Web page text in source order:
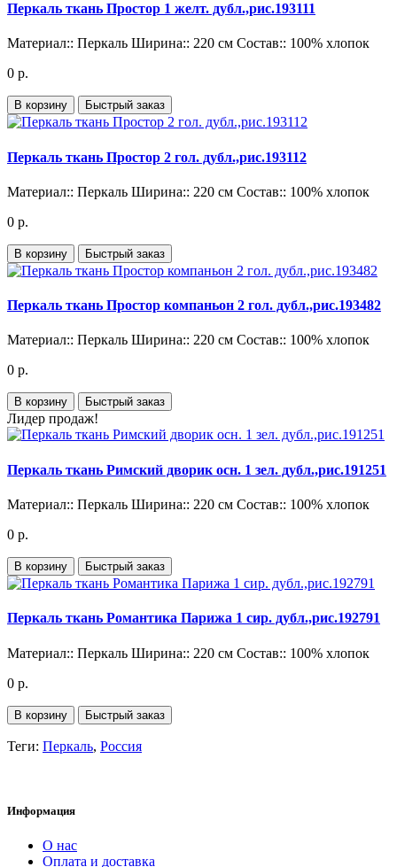
Перкаль ткань Простор 1 желт. дубл.,рис.193111
Материал:: Перкаль Ширина:: 220 см Состав:: 100% хлопок
0 р.
В корзину Быстрый заказ
Перкаль ткань Простор 2 гол. дубл.,рис.193112
Материал:: Перкаль Ширина:: 220 см Состав:: 100% хлопок
0 р.
В корзину Быстрый заказ
Перкаль ткань Простор компаньон 2 гол. дубл.,рис.193482
Материал:: Перкаль Ширина:: 220 см Состав:: 100% хлопок
0 р.
В корзину Быстрый заказ
Лидер продаж!
Перкаль ткань Римский дворик осн. 1 зел. дубл.,рис.191251
Материал:: Перкаль Ширина:: 220 см Состав:: 100% хлопок
0 р.
В корзину Быстрый заказ
Перкаль ткань Романтика Парижа 1 сир. дубл.,рис.192791
Материал:: Перкаль Ширина:: 220 см Состав:: 100% хлопок
0 р.
В корзину Быстрый заказ
Теги: Перкаль, Россия
Информация
О нас
Оплата и доставка